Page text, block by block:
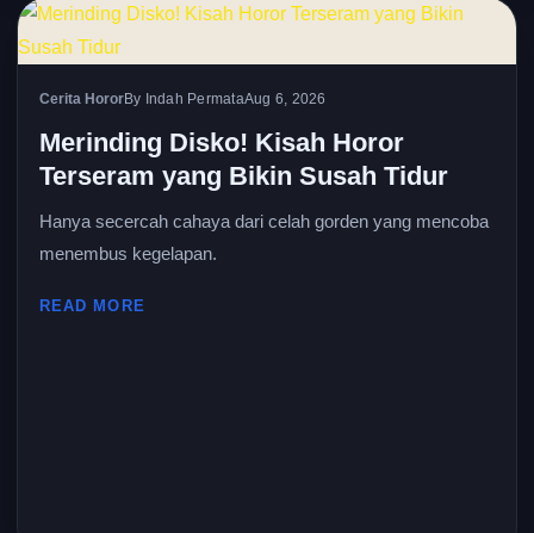
Cerita HororBy Indah PermataAug 6, 2026
Merinding Disko! Kisah Horor
Terseram yang Bikin Susah Tidur
Hanya secercah cahaya dari celah gorden yang mencoba
menembus kegelapan.
READ MORE